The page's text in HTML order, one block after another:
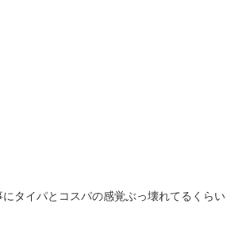
タイパとコスパの感覚ぶっ壊れてるくらい